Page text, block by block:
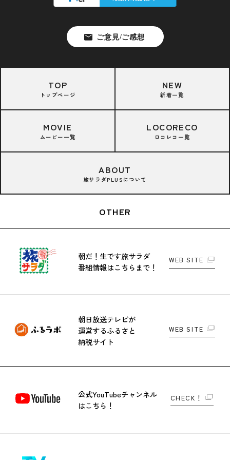
TOP
トップページ
NEW
新着一覧
MOVIE
ムービー一覧
LOCORECO
ロコレコ一覧
ABOUT
旅サラダPLUSについて
OTHER
朝だ！生です旅サラダ
番組情報はこちらまで！
WEB SITE
朝日放送テレビが
運営するふるさと
納税サイト
WEB SITE
公式YouTubeチャンネル
はこちら！
CHECK！